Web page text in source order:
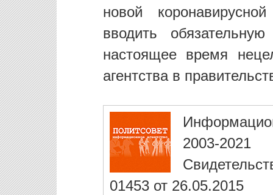
новой
вводить
настоящее время
агентства в
2003-2021
01453 от 26.05.2015